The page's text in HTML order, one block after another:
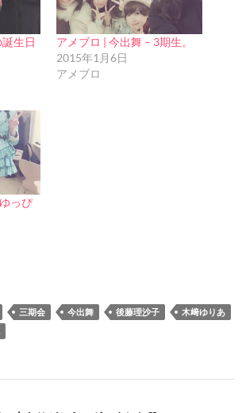
生日
アメブロ | 今出舞 – 3期生。
2015年1月6日
アメブロ
っぴ
三期会 今出舞 後藤理沙子
木﨑ゆりあ